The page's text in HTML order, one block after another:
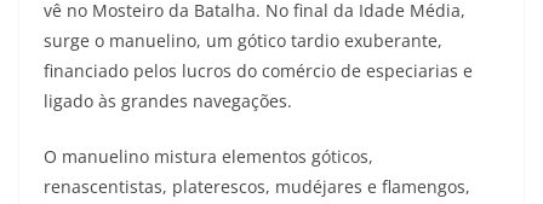
vê no Mosteiro da Batalha. No final da Idade Média,
surge o manuelino, um gótico tardio exuberante,
financiado pelos lucros do comércio de especiarias e
ligado às grandes navegações.​
O manuelino mistura elementos góticos,
renascentistas, platerescos, mudéjares e flamengos,